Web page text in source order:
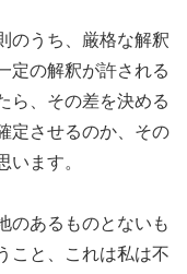
のうち、厳格な解釈
定の解釈が許される
ら、その差を決める
定させるのか、その
います。
のあるものとないも
こと、これは私は不